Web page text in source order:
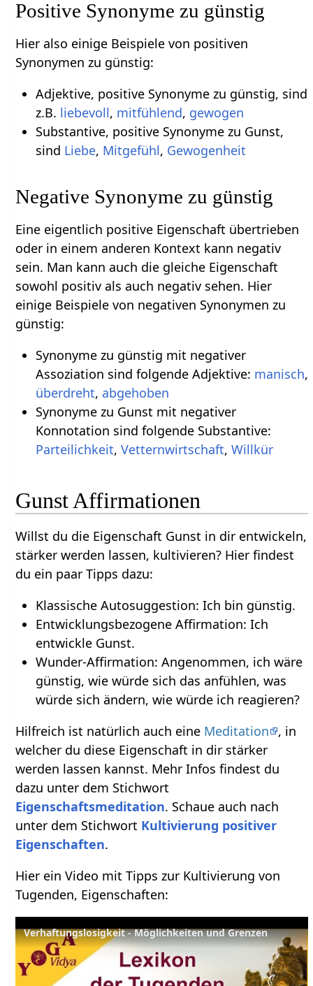
Positive Synonyme zu günstig
Hier also einige Beispiele von positiven
Synonymen zu günstig:
Adjektive, positive Synonyme zu günstig, sind
z.B. liebevoll, mitfühlend, gewogen
Substantive, positive Synonyme zu Gunst,
sind Liebe, Mitgefühl, Gewogenheit
Negative Synonyme zu günstig
Eine eigentlich positive Eigenschaft übertrieben
oder in einem anderen Kontext kann negativ
sein. Man kann auch die gleiche Eigenschaft
sowohl positiv als auch negativ sehen. Hier
einige Beispiele von negativen Synonymen zu
günstig:
Synonyme zu günstig mit negativer
Assoziation sind folgende Adjektive: manisch,
überdreht, abgehoben
Synonyme zu Gunst mit negativer
Konnotation sind folgende Substantive:
Parteilichkeit, Vetternwirtschaft, Willkür
Gunst Affirmationen
Willst du die Eigenschaft Gunst in dir entwickeln,
stärker werden lassen, kultivieren? Hier findest
du ein paar Tipps dazu:
Klassische Autosuggestion: Ich bin günstig.
Entwicklungsbezogene Affirmation: Ich
entwickle Gunst.
Wunder-Affirmation: Angenommen, ich wäre
günstig, wie würde sich das anfühlen, was
würde sich ändern, wie würde ich reagieren?
Hilfreich ist natürlich auch eine Meditation
, in
welcher du diese Eigenschaft in dir stärker
werden lassen kannst. Mehr Infos findest du
dazu unter dem Stichwort
Eigenschaftsmeditation. Schaue auch nach
unter dem Stichwort Kultivierung positiver
Eigenschaften.
Hier ein Video mit Tipps zur Kultivierung von
Tugenden, Eigenschaften:
Verhaftungslosigkeit - Möglichkeiten und Grenzen